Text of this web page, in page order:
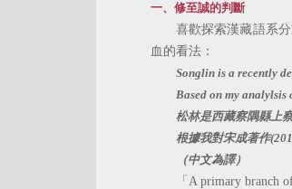
一、修至誠的判斷
喜歡探索漢藏語系分
血的看法：
Songlin is a recently
Based on my
松林是西藏察隅縣上
根據我對宋成著作
（中文為譯）
「A primary branch of